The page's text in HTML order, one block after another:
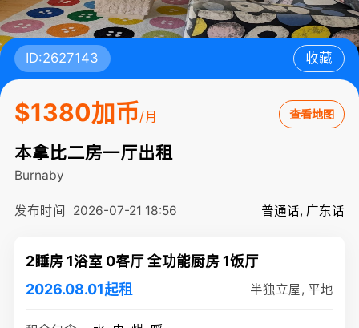
ID:2627143 收藏
$1380加币/月 查看地图
本拿比二房一厅出租
Burnaby
发布时间 2026-07-21 18:56 普通话, 广东话
2睡房 1浴室 0客厅 全功能厨房 1饭厅
2026.08.01起租
半独立屋, 平地